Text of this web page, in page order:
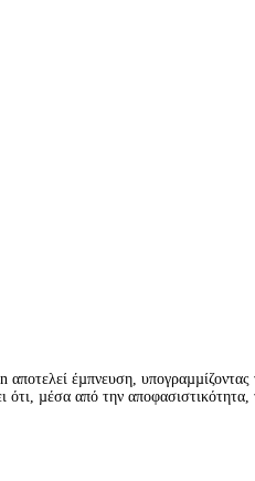
έµπνευση, υπογραµµίζοντας
ότι, µέσα από την